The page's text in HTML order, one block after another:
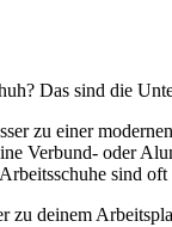
Das sind die
zu einer
Verbund- oder
sind
zu deinem